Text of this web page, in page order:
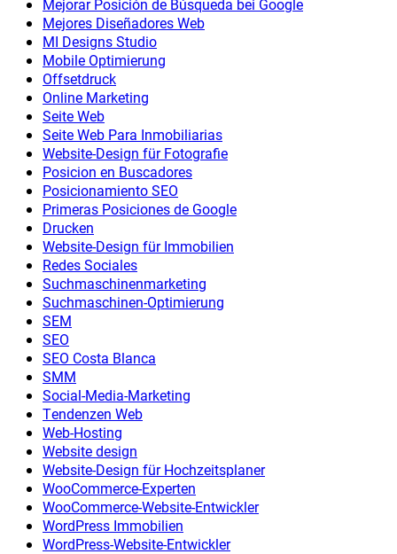
Mejorar Posición de Búsqueda bei Google
Mejores Diseñadores Web
MI Designs Studio
Mobile Optimierung
Offsetdruck
Online Marketing
Seite Web
Seite Web Para Inmobiliarias
Website-Design für Fotografie
Posicion en Buscadores
Posicionamiento SEO
Primeras Posiciones de Google
Drucken
Website-Design für Immobilien
Redes Sociales
Suchmaschinenmarketing
Suchmaschinen-Optimierung
SEM
SEO
SEO Costa Blanca
SMM
Social-Media-Marketing
Tendenzen Web
Web-Hosting
Website design
Website-Design für Hochzeitsplaner
WooCommerce-Experten
WooCommerce-Website-Entwickler
WordPress Immobilien
WordPress-Website-Entwickler